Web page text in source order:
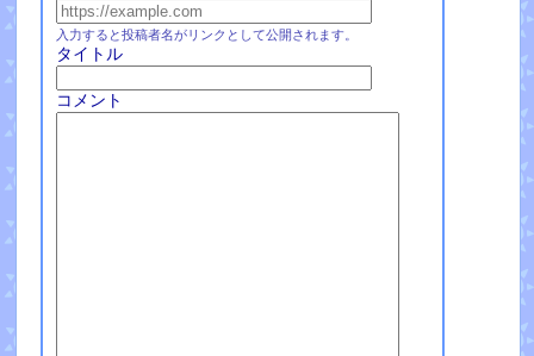
入力すると投稿者名がリンクとして公開されます。
タイトル
コメント